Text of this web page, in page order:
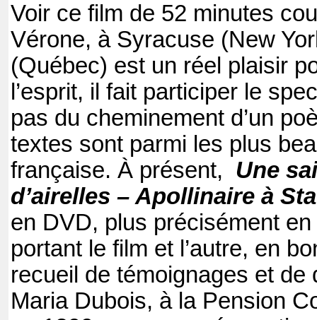
Voir ce film de 52 minutes
Vérone, à Syracuse (New
(Québec) est un réel plaisir
l’esprit, il fait participer le
pas du cheminement d’un
textes sont parmi les plus
française. À présent,
Une
d’airelles – Apollinaire à
en DVD, plus précisément en
portant le film et l’autre, en
recueil de témoignages et de
Maria Dubois, à la Pension